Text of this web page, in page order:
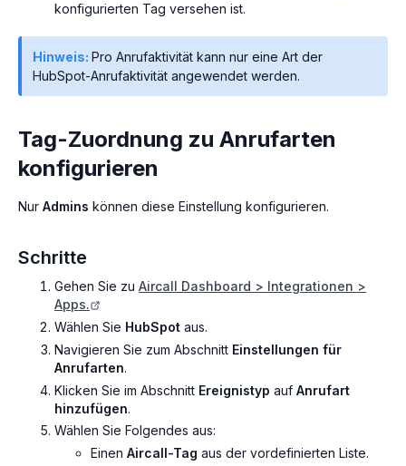
konfigurierten Tag versehen ist.
Hinweis: Pro Anrufaktivität kann nur eine Art der
HubSpot-Anrufaktivität angewendet werden.
Tag-Zuordnung zu Anrufarten
konfigurieren
Nur Admins können diese Einstellung konfigurieren.
Schritte
Gehen Sie zu Aircall Dashboard > Integrationen >
Apps.
Wählen Sie HubSpot aus.
Navigieren Sie zum Abschnitt Einstellungen für
Anrufarten.
Klicken Sie im Abschnitt Ereignistyp auf Anrufart
hinzufügen.
Wählen Sie Folgendes aus:
Einen Aircall-Tag aus der vordefinierten Liste.